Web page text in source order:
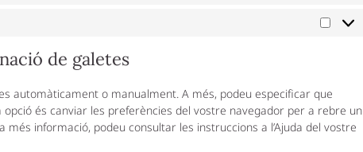
de galetes
automàticament o manualment. A més, podeu especificar que
opció és canviar les preferències del vostre navegador per a rebre un
més informació, podeu consultar les instruccions a l’Ajuda del vostre